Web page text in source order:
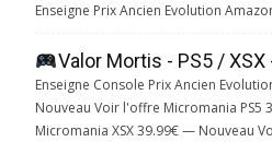
Enseigne Prix Ancien Evolution
Valor Mortis - PS5 / XSX
Enseigne Console Prix Ancien
Nouveau Voir l'offre Micromania
Micromania XSX 39.99€ — Nouveau